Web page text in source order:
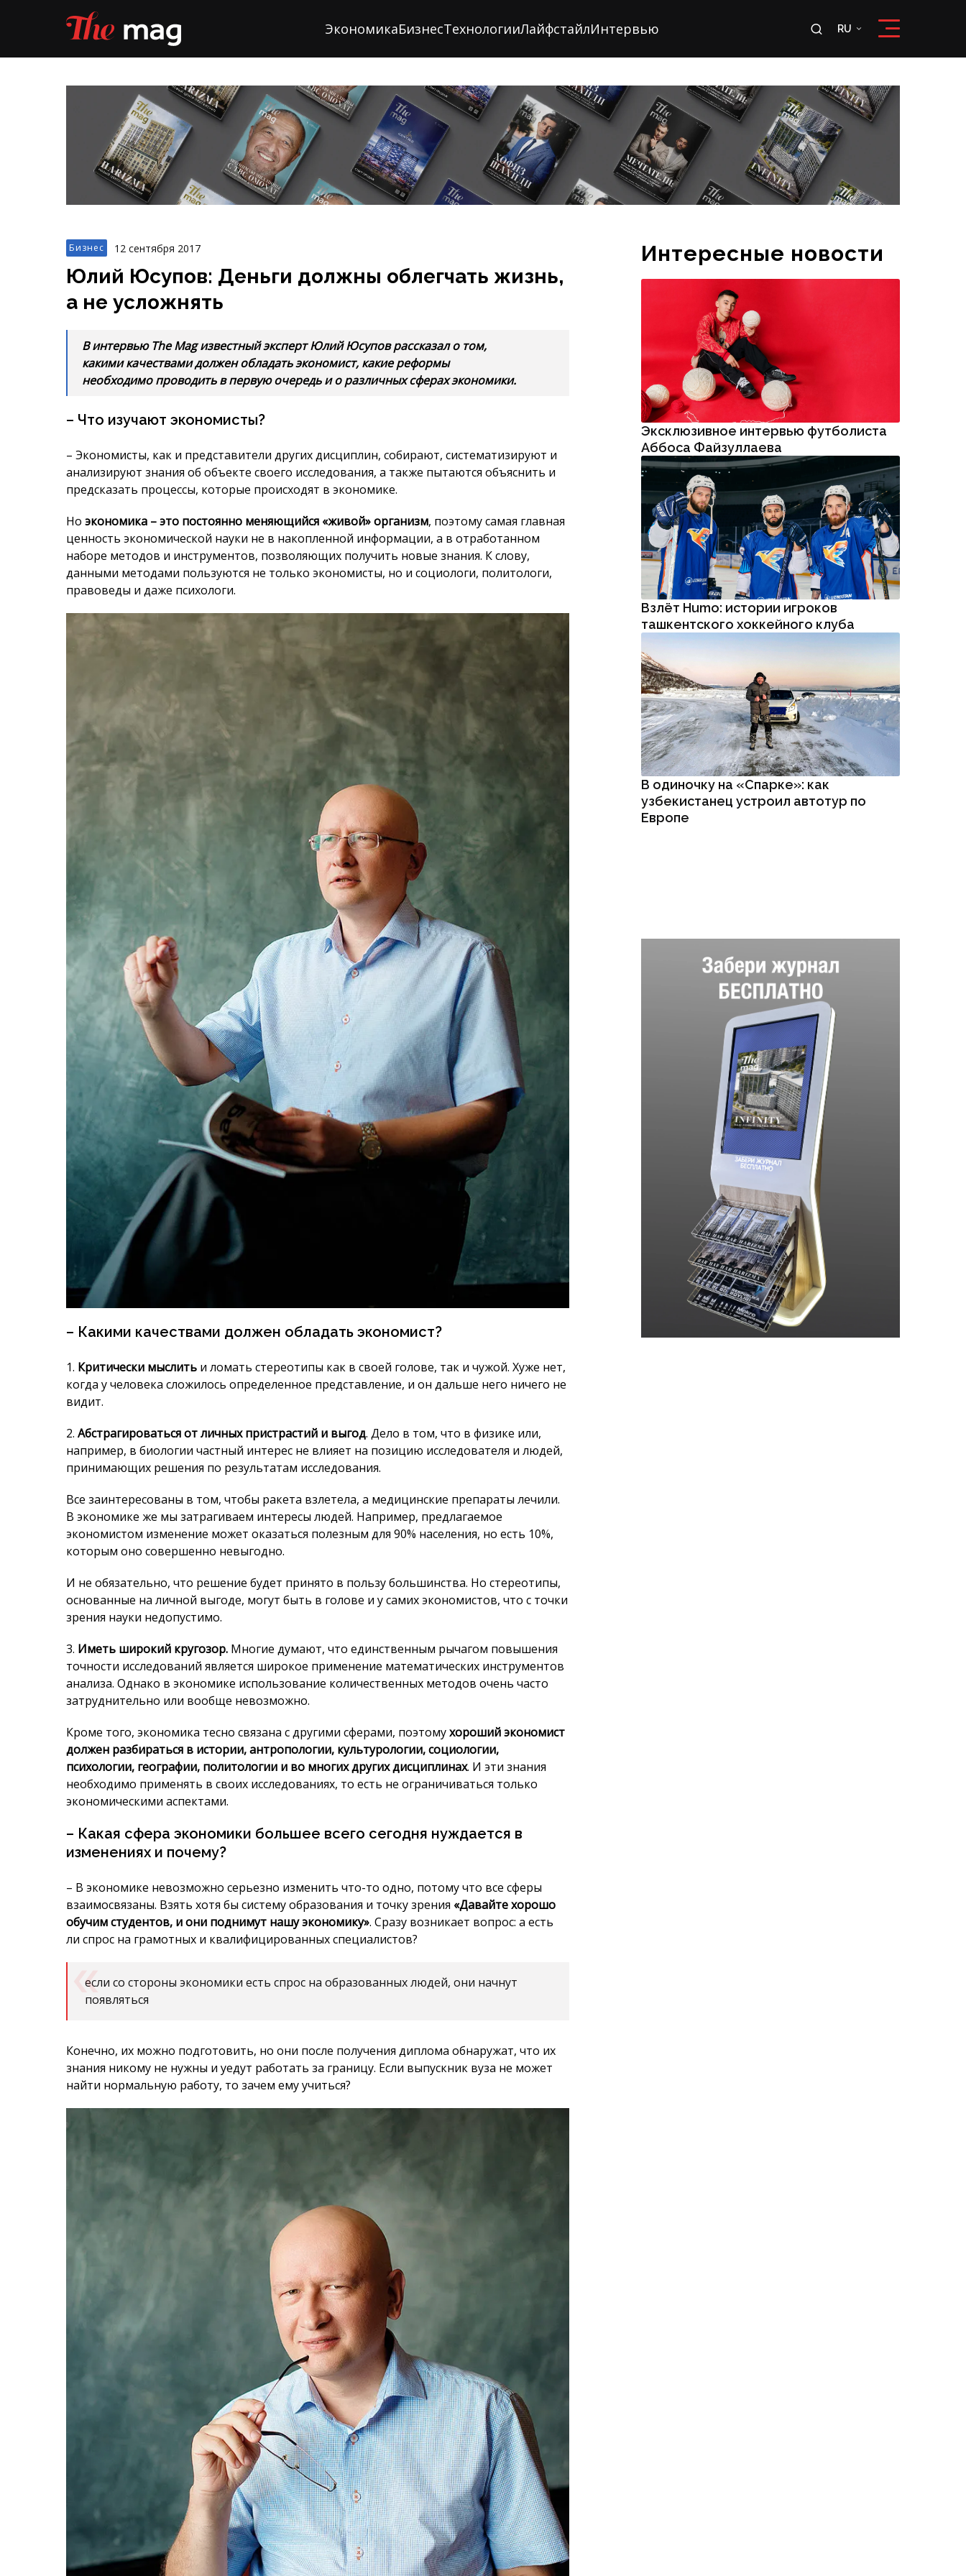
ЭкономикаБизнесТехнологииЛайфстайлИнтервью RU
12 сентября 2017
Юлий Юсупов: Деньги должны облегчать жизнь,
а не усложнять
какими качествами должен обладать экономист, какие реформы
необходимо проводить в первую очередь и о различных сферах экономики.
– Что изучают экономисты?
анализируют знания об объекте своего исследования, а также пытаются объяснить и
предсказать процессы, которые происходят в экономике.
ценность экономической науки не в накопленной информации, а в отработанном
данными методами пользуются не только экономисты, но и социологи, политологи,
правоведы и даже психологи.
– Какими качествами должен обладать экономист?
Критически мыслитьи ломать стереотипы как в своей голове, так и чужой. Хуже нет,
когда у человека сложилось определенное представление, и он дальше него ничего не
видит.
например, в биологии частный интерес не влияет на позицию исследователя и людей,
Все заинтересованы в том, чтобы ракета взлетела, а медицинские препараты лечили.
В экономике же мы затрагиваем интересы людей. Например, предлагаемое
которым оно совершенно невыгодно.
И не обязательно, что решение будет принято в пользу большинства. Но стереотипы,
зрения науки недопустимо.
3.Иметь широкий кругозор.Многие думают, что единственным рычагом повышения
точности исследований является широкое применение математических инструментов
затруднительно или вообще невозможно.
Кроме того, экономика тесно связана с другими сферами, поэтому
психологии, географии, политологии и во многих других дисциплинах. И эти знания
необходимо применять в своих исследованиях, то есть не ограничиваться только
экономическими аспектами.
изменениях и почему?
– В экономике невозможно серьезно изменить что-то одно, потому что все сферы
взаимосвязаны. Взять хотя бы систему образования и точку зрения«Давайте хорошо
обучим студентов, и они поднимут нашу экономику»
если со стороны экономики есть спрос на образованных людей, они начнут
Конечно, их можно подготовить, но они после получения диплома обнаружат, что их
знания никому не нужны и уедут работать за границу. Если выпускник вуза не может
найти нормальную работу, то зачем ему учиться?
Интересные новости
Эксклюзивное интервью футболиста
Аббоса Файзуллаева
Взлёт Humo: истории игроков
ташкентского хоккейного клуба
В одиночку на «Спарке»: как
узбекистанец устроил автотур по
Европе